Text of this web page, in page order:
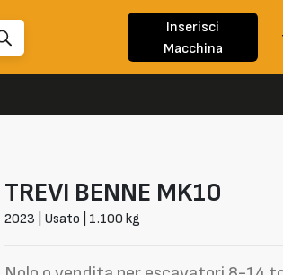
Inserisci
Macchina
TREVI BENNE MK10
2023 | Usato | 1.100 kg